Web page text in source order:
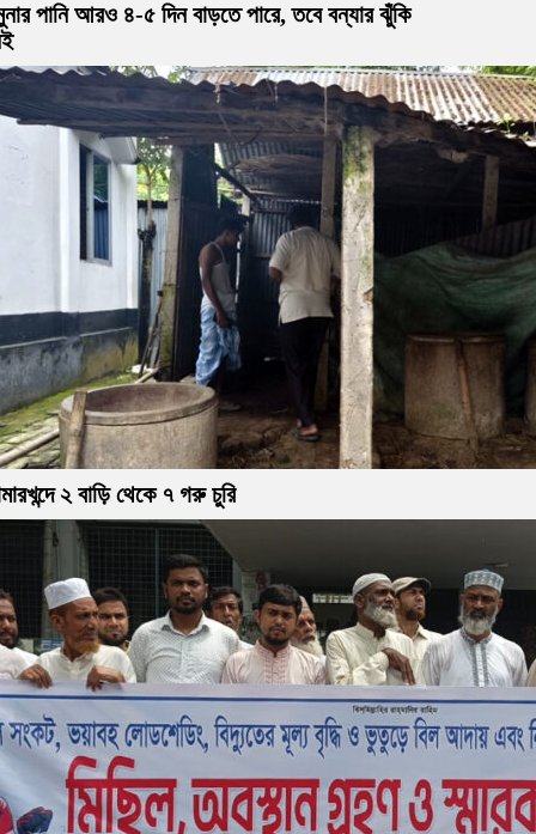
পানি আরও ৪-৫ দিন বাড়তে পারে, তবে বন্যার ঝুঁকি
২ বাড়ি থেকে ৭ গরু চুরি